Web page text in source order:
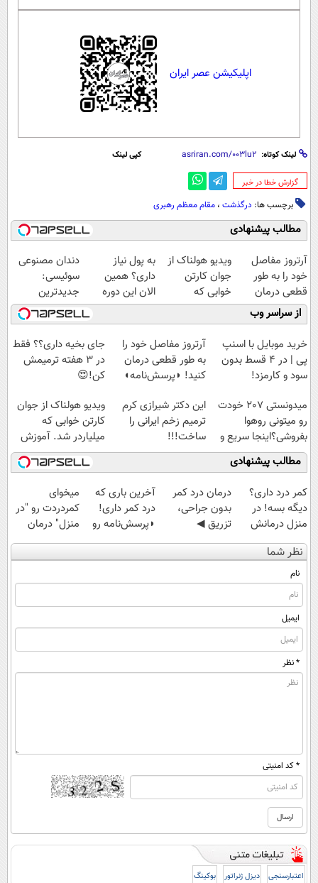
اپلیکیشن عصر ایران
لینک کوتاه: کپی لینک
‌گزارش خطا در خبر
برچسب ها: درگذشت ، مقام معظم رهبری
مطالب پیشنهادی
آرتروز مفاصل
خود را به طور
قطعی درمان
کنید!
◗پرسش‌نامه◖
ویدیو هولناک از
جوان کارتن
خوابی که
میلیاردر شد.
آموزش رایگان
به پول نیاز
داری؟ همین
الان این دوره
رایگان رو شرکت
کن تا دیر نشده!
دندان مصنوعی
سوئیسی:
جدیدترین
فناوری اروپا،
سبک و مقاوم |
پرداخت قسطی
از سراسر وب
خرید موبایل با اسنپ
پی | در ۴ قسط بدون
سود و کارمزد!
آرتروز مفاصل خود را
به طور قطعی درمان
کنید! ◗پرسش‌نامه◖
جای بخیه داری؟؟ فقط
در 3 هفته ترمیمش
کن!😍
میدونستی 207 خودت
رو میتونی روهوا
بفروشی؟اینجا سریع و
راحت بفروش
این دکتر شیرازی کرم
ترمیم زخم ایرانی را
ساخت!!!
ویدیو هولناک از جوان
کارتن خوابی که
میلیاردر شد. آموزش
رایگان
مطالب پیشنهادی
کمر درد داری؟
دیگه بسه! در
منزل درمانش
کن
(◀پرسش‌نامه)
درمان درد کمر
بدون جراحی،
تزریق ◀
پرسش‌نامه رو پر
کن ▶
آخرین باری که
درد کمر داری!
◗پرسش‌نامه رو
پر کن◖
میخوای
کمردردت رو "در
منزل" درمان
کنی؟ (◂فیلم +
◂پرسش‌نامه)
نظر شما
نام
ایمیل
* نظر
* کد امنیتی
اعتبارسنجی دیزل ژنراتور بوکینگ